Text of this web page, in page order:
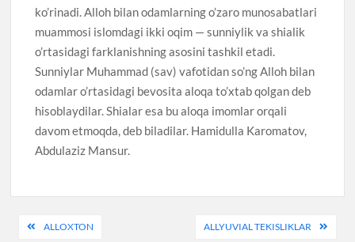
ko’rinadi. Alloh bilan odamlarning o’zaro munosabatlari
muammosi islomdagi ikki oqim — sunniylik va shialik
o’rtasidagi farklanishning asosini tashkil etadi.
Sunniylar Muhammad (sav) vafotidan so’ng Alloh bilan
odamlar o’rtasidagi bevosita aloqa to’xtab qolgan deb
hisoblaydilar. Shialar esa bu aloqa imomlar orqali
davom etmoqda, deb biladilar. Hamidulla Karomatov,
Abdulaziz Mansur.
PostALLOXTON ALLYUVIAL TEKISLIKLAR